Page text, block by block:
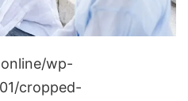
wp-
cropped-